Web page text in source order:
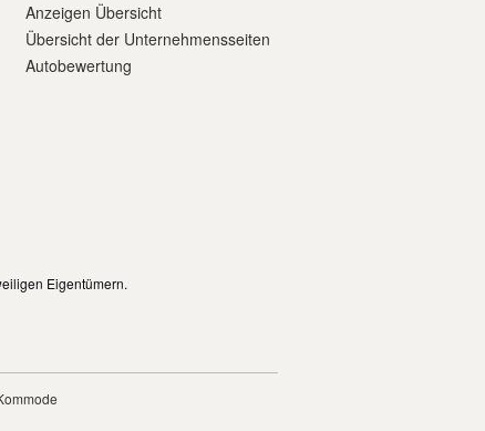
Anzeigen Übersicht
Übersicht der Unternehmensseiten
Autobewertung
Eigentümern.